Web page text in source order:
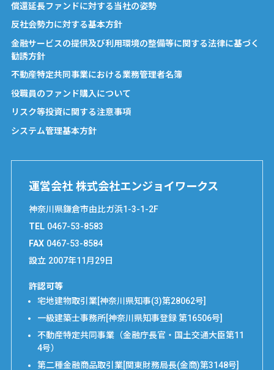
償還延長ファンドに対する当社の姿勢
反社会勢力に対する基本方針
金融サービスの提供及び利用環境の整備等に関する法律に基づく
勧誘方針
不動産特定共同事業における業務管理者名簿
役職員のファンド購入について
リスク等投資に関する注意事項
システム管理基本方針
運営会社 株式会社エンジョイワークス
神奈川県鎌倉市由比ガ浜1-3-1-2F
TEL 0467-53-8583
FAX 0467-53-8584
設立 2007年11月29日
許認可等
宅地建物取引業[神奈川県知事(3)第28062号]
一級建築士事務所[神奈川県知事登録 第16506号]
不動産特定共同事業（金融庁長官・国土交通大臣第11
4号）
第二種金融商品取引業[関東財務局長(金商)第3148号]